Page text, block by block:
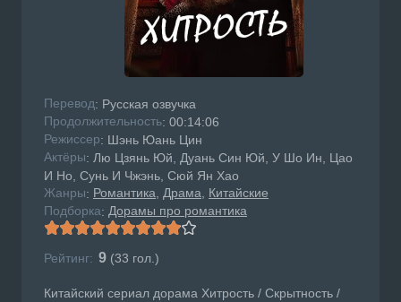
Перевод: Русская озвучка
Продолжительность: 00:14:06
Режисcер: Шэнь Юань Цин
Актёры: Лю Цзянь Юй, Дуань Син Юй, У Шо Ин, Цао
И Но, Сунь И Чжэнь, Сюй Ян Хао
Жанры: Романтика Драма Китайские
Подборка: Дорамы про романтика
Рейтинг: 9 (33 гол.)
Китайский сериал дорама Хитрость / Скрытность /